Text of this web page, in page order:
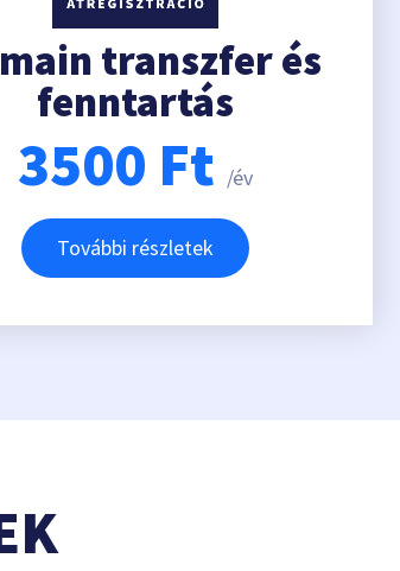
transzfer és
fenntartás
3500 Ft /év
További részletek